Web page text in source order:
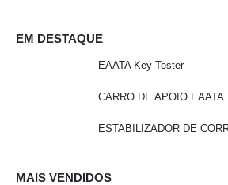
EM DESTAQUE
EAATA Key Tester
CARRO DE APOIO EAATA
ESTABILIZADOR DE
MAIS VENDIDOS